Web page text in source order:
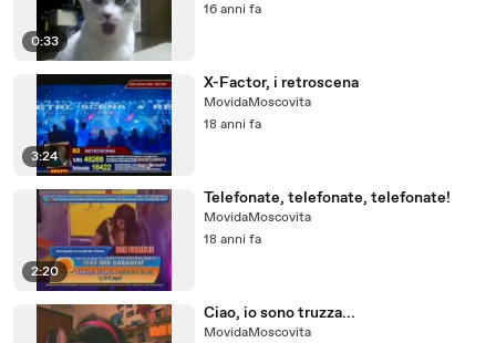
0:33
16 anni fa
3:24
X-Factor, i retroscena
MovidaMoscovita
18 anni fa
2:20
Telefonate, telefonate, telefonate!
MovidaMoscovita
18 anni fa
Ciao, io sono truzza...
MovidaMoscovita